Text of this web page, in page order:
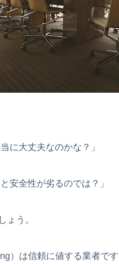
に大丈夫なのかな？」
安全性が劣るのでは？」
ょう。
）は信頼に値する業者です